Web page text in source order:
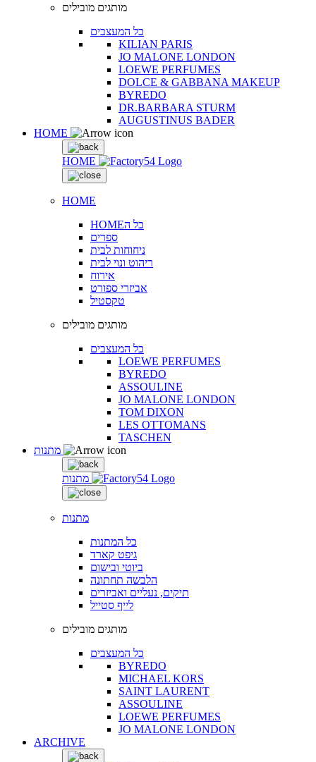
מותגים מובילים
כל המעצבים
KILIAN PARIS
JO MALONE LONDON
LOEWE PERFUMES
DOLCE & GABBANA MAKEUP
BYREDO
DR.BARBARA STURM
AUGUSTINUS BADER
HOME
HOME
HOME
HOMEכל ה
ספרים
ניחוחות לבית
ריהוט ונוי לבית
אירוח
אביזרי ספורט
טקסטיל
מותגים מובילים
כל המעצבים
LOEWE PERFUMES
BYREDO
ASSOULINE
JO MALONE LONDON
TOM DIXON
LES OTTOMANS
TASCHEN
מתנות
מתנות
כל המתנות
גיפט קארד
ביוטי ובישום
הלבשה תחתונה
תיקים, נעליים ואביזרים
לייף סטייל
מותגים מובילים
כל המעצבים
BYREDO
MICHAEL KORS
SAINT LAURENT
ASSOULINE
LOEWE PERFUMES
JO MALONE LONDON
ARCHIVE